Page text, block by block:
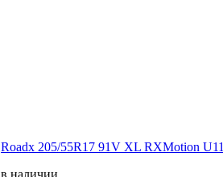
Roadx 205/55R17 91V XL RXMotion
в наличии